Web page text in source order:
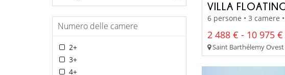
Numero delle camere
2+
3+
4+
VILLA
6 persone • 3 camere
2 488 € - 10 975 €
Saint Barthélemy Ovest